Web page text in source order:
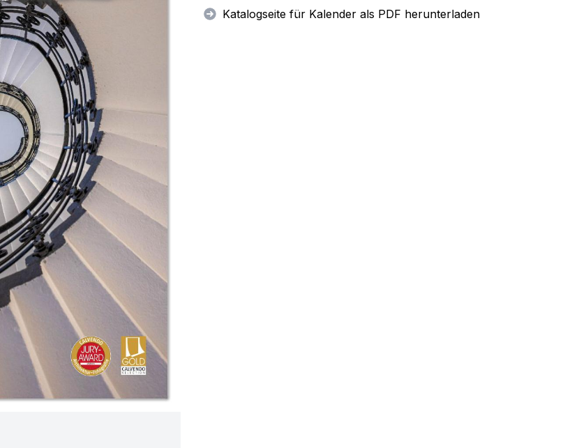
Katalogseite für Kalender als PDF herunterladen